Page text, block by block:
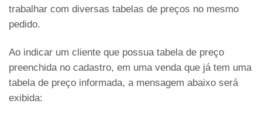
trabalhar com diversas tabelas de preços no mesmo
pedido.
Ao indicar um cliente que possua tabela de preço
preenchida no cadastro, em uma venda que já tem uma
tabela de preço informada, a mensagem abaixo será
exibida: